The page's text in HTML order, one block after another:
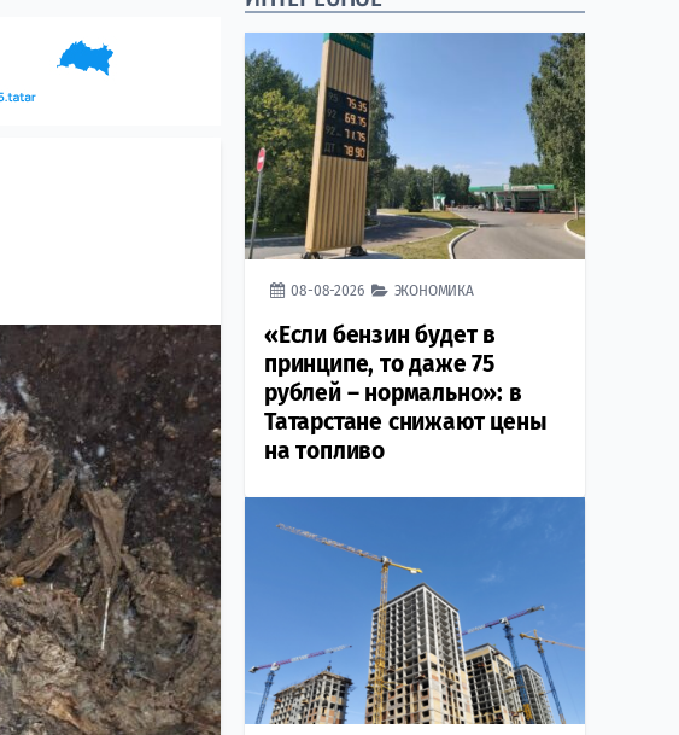
08-08-2026 ЭКОНОМИКА
«Если бензин будет в
принципе, то даже 75
рублей – нормально»: в
Татарстане снижают цены
на топливо